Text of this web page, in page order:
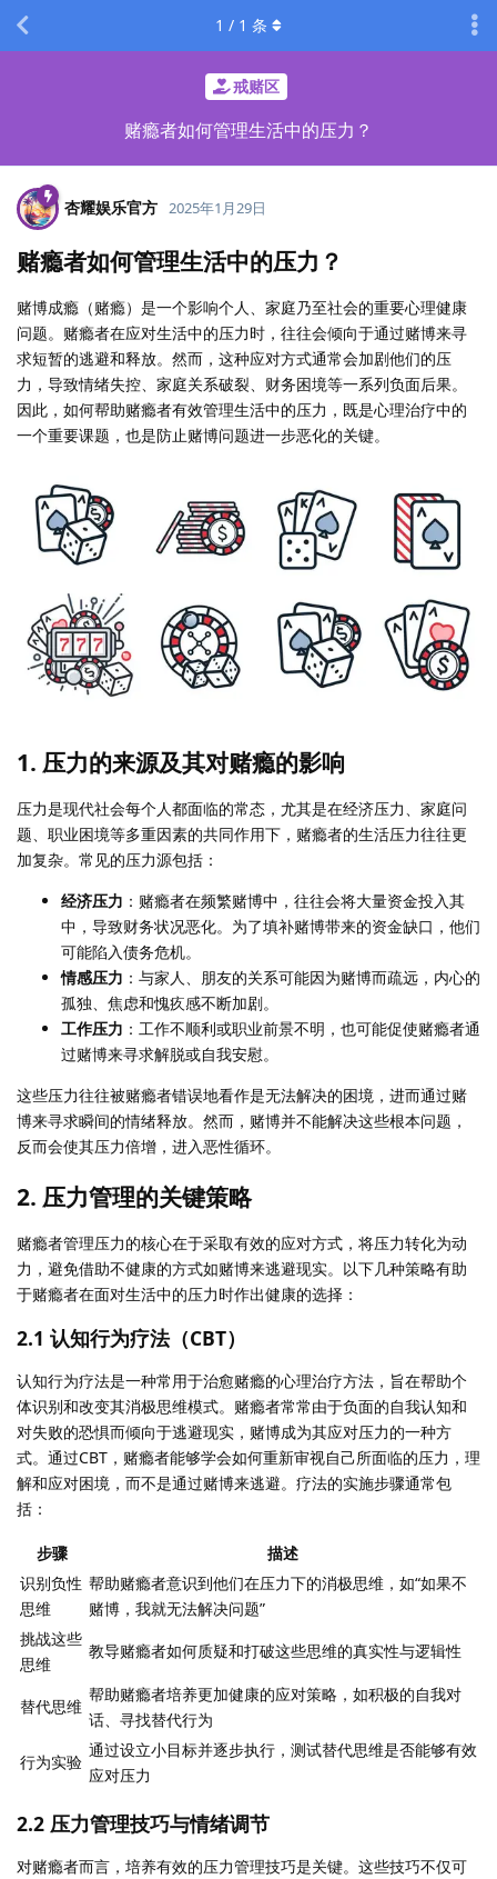
戒赌区
赌瘾者如何管理生活中的压力？
1 / 1 条
杏耀娱乐官方 2025年1月29日
赌瘾者如何管理生活中的压力？
赌博成瘾（赌瘾）是一个影响个人、家庭乃至社会的重要心理健康
问题。赌瘾者在应对生活中的压力时，往往会倾向于通过赌博来寻
求短暂的逃避和释放。然而，这种应对方式通常会加剧他们的压
力，导致情绪失控、家庭关系破裂、财务困境等一系列负面后果。
因此，如何帮助赌瘾者有效管理生活中的压力，既是心理治疗中的
一个重要课题，也是防止赌博问题进一步恶化的关键。
1. 压力的来源及其对赌瘾的影响
压力是现代社会每个人都面临的常态，尤其是在经济压力、家庭问
题、职业困境等多重因素的共同作用下，赌瘾者的生活压力往往更
加复杂。常见的压力源包括：
经济压力 ：赌瘾者在频繁赌博中，往往会将大量资金投入其
中，导致财务状况恶化。为了填补赌博带来的资金缺口，他们
可能陷入债务危机。
情感压力 ：与家人、朋友的关系可能因为赌博而疏远，内心的
孤独、焦虑和愧疚感不断加剧。
工作压力 ：工作不顺利或职业前景不明，也可能促使赌瘾者通
过赌博来寻求解脱或自我安慰。
这些压力往往被赌瘾者错误地看作是无法解决的困境，进而通过赌
博来寻求瞬间的情绪释放。然而，赌博并不能解决这些根本问题，
反而会使其压力倍增，进入恶性循环。
2. 压力管理的关键策略
赌瘾者管理压力的核心在于采取有效的应对方式，将压力转化为动
力，避免借助不健康的方式如赌博来逃避现实。以下几种策略有助
于赌瘾者在面对生活中的压力时作出健康的选择：
2.1 认知行为疗法（CBT）
认知行为疗法是一种常用于治愈赌瘾的心理治疗方法，旨在帮助个
体识别和改变其消极思维模式。赌瘾者常常由于负面的自我认知和
对失败的恐惧而倾向于逃避现实，赌博成为其应对压力的一种方
式。通过CBT，赌瘾者能够学会如何重新审视自己所面临的压力，理
解和应对困境，而不是通过赌博来逃避。疗法的实施步骤通常包
括：
步骤
描述
识别负性
思维
帮助赌瘾者意识到他们在压力下的消极思维，如“如果不
赌博，我就无法解决问题”
挑战这些
思维
教导赌瘾者如何质疑和打破这些思维的真实性与逻辑性
替代思维
帮助赌瘾者培养更加健康的应对策略，如积极的自我对
话、寻找替代行为
行为实验
通过设立小目标并逐步执行，测试替代思维是否能够有效
应对压力
2.2 压力管理技巧与情绪调节
对赌瘾者而言，培养有效的压力管理技巧是关键。这些技巧不仅可